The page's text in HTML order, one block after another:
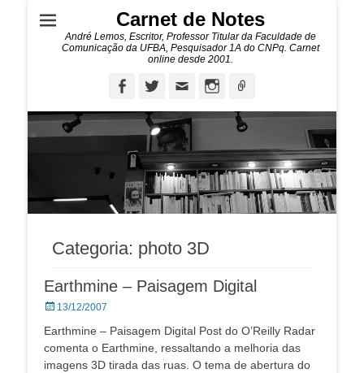
Carnet de Notes
André Lemos, Escritor, Professor Titular da Faculdade de
Comunicação da UFBA, Pesquisador 1A do CNPq. Carnet
online desde 2001.
FacebookTwitterEmail Instagram
Categoria: photo 3D
Earthmine – Paisagem Digital
Posted
13/12/2007
Earthmine – Paisagem Digital Post do O’Reilly Radar
comenta o Earthmine, ressaltando a melhoria das
imagens 3D tirada das ruas. O tema de abertura do